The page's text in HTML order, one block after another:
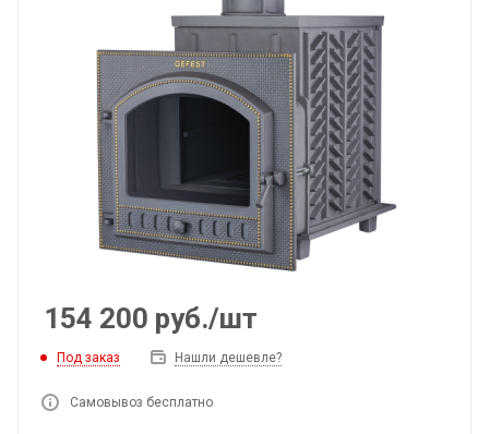
154 200 руб./шт
Под заказ Нашли дешевле?
Самовывоз бесплатно